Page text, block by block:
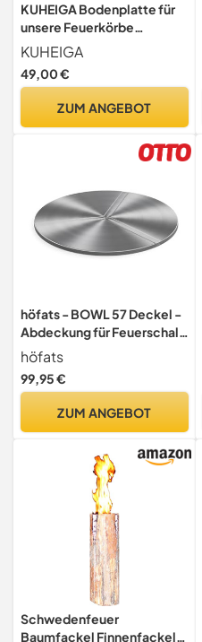
KUHEIGA Bodenplatte für
unsere Feuerkörbe
Funkenplatte
Unterlegplatte Ø: 71cm mit
Füssen
KUHEIGA
49,00 €
ZUM ANGEBOT
höfats - BOWL 57 Deckel -
Abdeckung für Feuerschale
um Funkenflug zu
vermeiden - rutschsicher
und wackelfest, gewölbter
Wasseransammlung - aus
höfats
99,95 €
ZUM ANGEBOT
Schwedenfeuer
Baumfackel Finnenfackel